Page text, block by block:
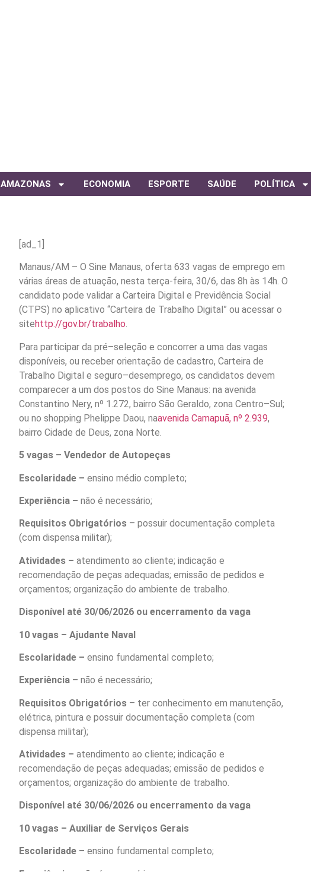
AMAZONAS ECONOMIA ESPORTE SAÚDE POLÍTICA
[ad_1]
Manaus/AM – O Sine Manaus, oferta 633 vagas de emprego em
várias áreas de atuação, nesta terça-feira, 30/6, das 8h às 14h. O
candidato pode validar a Carteira Digital e Previdência Social
(CTPS) no aplicativo “Carteira de Trabalho Digital” ou acessar o
sitehttp://gov.br/trabalho.
Para participar da pré–seleção e concorrer a uma das vagas
disponíveis, ou receber orientação de cadastro, Carteira de
Trabalho Digital e seguro–desemprego, os candidatos devem
comparecer a um dos postos do Sine Manaus: na avenida
Constantino Nery, nº 1.272, bairro São Geraldo, zona Centro–Sul;
ou no shopping Phelippe Daou, naavenida Camapuã, nº 2.939,
bairro Cidade de Deus, zona Norte.
5 vagas – Vendedor de Autopeças
Escolaridade – ensino médio completo;
Experiência – não é necessário;
Requisitos Obrigatórios – possuir documentação completa
(com dispensa militar);
Atividades – atendimento ao cliente; indicação e
recomendação de peças adequadas; emissão de pedidos e
orçamentos; organização do ambiente de trabalho.
Disponível até 30/06/2026 ou encerramento da vaga
10 vagas – Ajudante Naval
Escolaridade – ensino fundamental completo;
Experiência – não é necessário;
Requisitos Obrigatórios – ter conhecimento em manutenção,
elétrica, pintura e possuir documentação completa (com
dispensa militar);
Atividades – atendimento ao cliente; indicação e
recomendação de peças adequadas; emissão de pedidos e
orçamentos; organização do ambiente de trabalho.
Disponível até 30/06/2026 ou encerramento da vaga
10 vagas – Auxiliar de Serviços Gerais
Escolaridade – ensino fundamental completo;